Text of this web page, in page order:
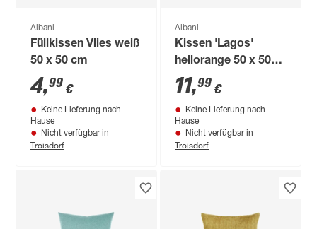
Albani
Füllkissen Vlies weiß
50 x 50 cm
4,99 €
Keine Lieferung nach
Hause
Nicht verfügbar in
Troisdorf
Albani
Kissen 'Lagos'
hellorange 50 x 50
cm
11,99 €
Keine Lieferung nach
Hause
Nicht verfügbar in
Troisdorf